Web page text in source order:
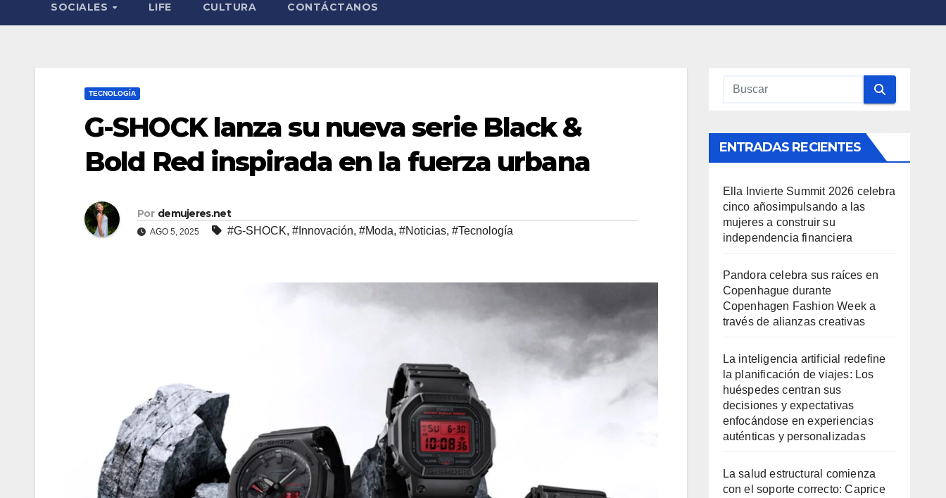
SOCIALES LIFE CULTURA CONTÁCTANOS
TECNOLOGÍA
G-SHOCK lanza su nueva serie Black &
Bold Red inspirada en la fuerza urbana
Por demujeres.net
AGO 5, 2025 #G-SHOCK, #Innovación, #Moda, #Noticias, #Tecnología
ENTRADAS RECIENTES
Ella Invierte Summit 2026 celebra
cinco añosimpulsando a las
mujeres a construir su
independencia financiera
Pandora celebra sus raíces en
Copenhague durante
Copenhagen Fashion Week a
través de alianzas creativas
La inteligencia artificial redefine
la planificación de viajes: Los
huéspedes centran sus
decisiones y expectativas
enfocándose en experiencias
auténticas y personalizadas
La salud estructural comienza
con el soporte correcto: Caprice